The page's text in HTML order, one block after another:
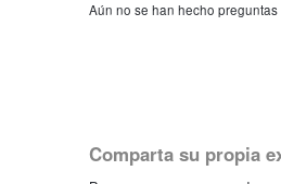
Aún no se han hecho preguntas
Comparta su propia